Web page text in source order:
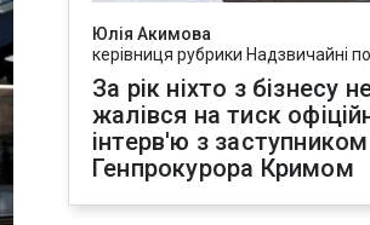
Юлія Акимова
керівниця рубрики Надзвичайні
За рік ніхто з бізнесу
жалівся на тиск
інтерв'ю з заступником
Генпрокурора Кримом